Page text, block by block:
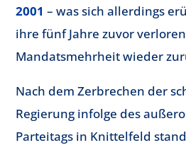
2001 – was sich allerdings
ihre fünf Jahre zuvor
Mandatsmehrheit wieder
Nach dem Zerbrechen der
Regierung infolge des
Parteitags in Knittelfeld